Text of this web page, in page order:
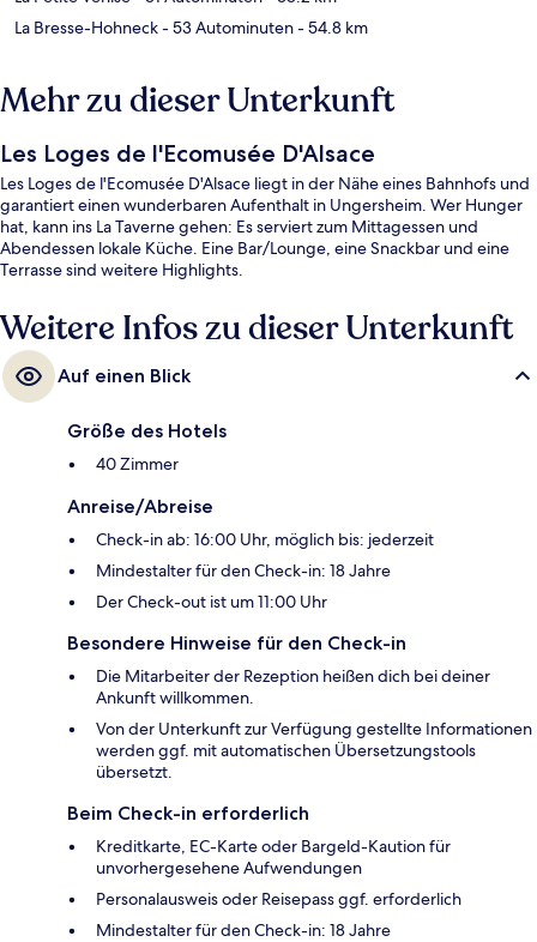
La Bresse-Hohneck- 53 Autominuten- 54.8 km
Mehr zu dieser Unterkunft
Les Loges de l'Ecomusée D'Alsace
Les Loges de l'Ecomusée D'Alsace liegt in der Nähe eines Bahnhofs und
garantiert einen wunderbaren Aufenthalt in Ungersheim. Wer Hunger
hat, kann ins La Taverne gehen: Es serviert zum Mittagessen und
Abendessen lokale Küche. Eine Bar/Lounge, eine Snackbar und eine
Terrasse sind weitere Highlights.
Weitere Infos zu dieser Unterkunft
Auf einen Blick
Größe des Hotels
40 Zimmer
Anreise/Abreise
Check-in ab: 16:00 Uhr, möglich bis: jederzeit
Mindestalter für den Check-in: 18 Jahre
Der Check-out ist um 11:00 Uhr
Besondere Hinweise für den Check-in
Die Mitarbeiter der Rezeption heißen dich bei deiner
Ankunft willkommen.
Von der Unterkunft zur Verfügung gestellte Informationen
werden ggf. mit automatischen Übersetzungstools
übersetzt.
Beim Check-in erforderlich
Kreditkarte, EC-Karte oder Bargeld-Kaution für
unvorhergesehene Aufwendungen
Personalausweis oder Reisepass ggf. erforderlich
Mindestalter für den Check-in: 18 Jahre